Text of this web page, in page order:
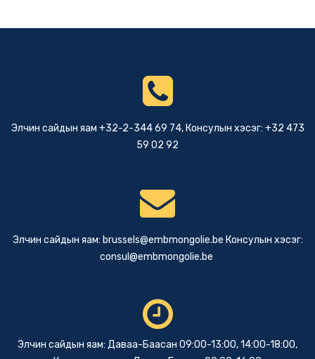
Элчин сайдын яам +32-2-344 69 74, Консулын хэсэг: +32 473
59 02 92
Элчин сайдын яам: brussels@embmongolie.be Консулын хэсэг:
consul@embmongolie.be
Элчин сайдын яам: Даваа-Баасан 09:00-13:00, 14:00-18:00,